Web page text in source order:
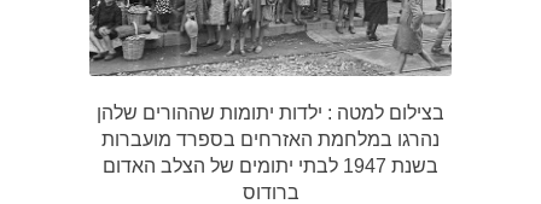
בצילום למטה : ילדות יתומות שההורים שלהן
נהרגו במלחמת האזרחים בספרד מועברות
בשנת 1947 לבתי יתומים של הצלב האדום
ברודוס